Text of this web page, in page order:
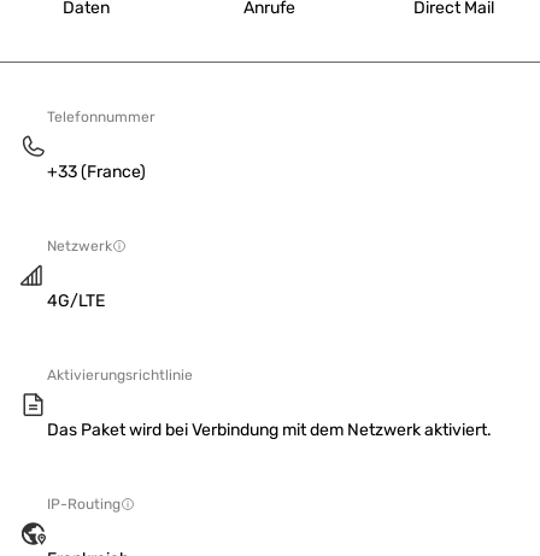
Daten Anrufe Direct Mail
Telefonnummer
+33 (France)
Netzwerk
4G/LTE
Aktivierungsrichtlinie
Das Paket wird bei Verbindung mit dem Netzwerk aktiviert.
IP-Routing